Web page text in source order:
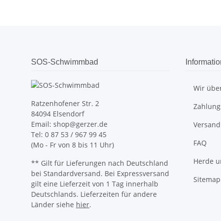
SOS-Schwimmbad
Ratzenhofener Str. 2
84094 Elsendorf
Email: shop@gerzer.de
Tel: 0 87 53 / 967 99 45
(Mo - Fr von 8 bis 11 Uhr)
** Gilt für Lieferungen nach Deutschland
bei Standardversand. Bei Expressversand
gilt eine Lieferzeit von 1 Tag innerhalb
Deutschlands. Lieferzeiten für andere
Länder siehe hier.
Wir
FAQ
Herde
Sitemap